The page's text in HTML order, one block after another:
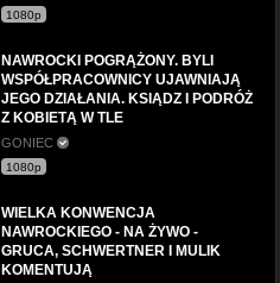
1080p
NAWROCKI POGRĄŻONY. BYLI
WSPÓŁPRACOWNICY UJAWNIAJĄ
JEGO DZIAŁANIA. KSIĄDZ I PODRÓŻ
Z KOBIETĄ W TLE
GONIEC
1080p
WIELKA KONWENCJA
NAWROCKIEGO - NA ŻYWO -
GRUCA, SCHWERTNER I MULIK
KOMENTUJĄ